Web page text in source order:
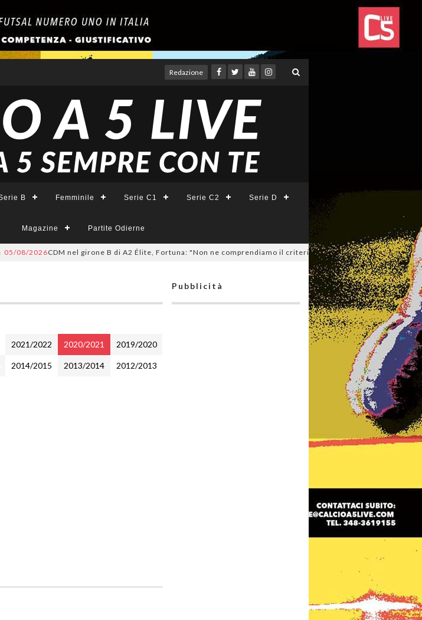
Redazione
B Femminile Serie C1 Serie C2 Serie D
Magazine Partite Odierne
2026CDM nel girone B di A2 Élite, Fortuna: "Non ne comprendiamo il criterio". E c'è l'ipotesi rinuncia! 04/08/
2021/2022 2020/2021 2019/2020
2014/2015 2013/2014 2012/2013
Pubblicità